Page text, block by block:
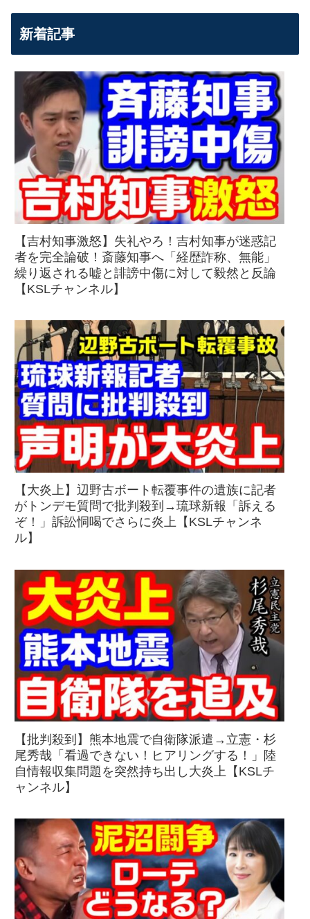
新着記事
【吉村知事激怒】失礼やろ！吉村知事が迷惑記
者を完全論破！斎藤知事へ「経歴詐称、無能」
繰り返される嘘と誹謗中傷に対して毅然と反論
【KSLチャンネル】
【大炎上】辺野古ボート転覆事件の遺族に記者
がトンデモ質問で批判殺到→琉球新報「訴える
ぞ！」訴訟恫喝でさらに炎上【KSLチャンネ
ル】
【批判殺到】熊本地震で自衛隊派遣→立憲・杉
尾秀哉「看過できない！ヒアリングする！」陸
自情報収集問題を突然持ち出し大炎上【KSLチ
ャンネル】